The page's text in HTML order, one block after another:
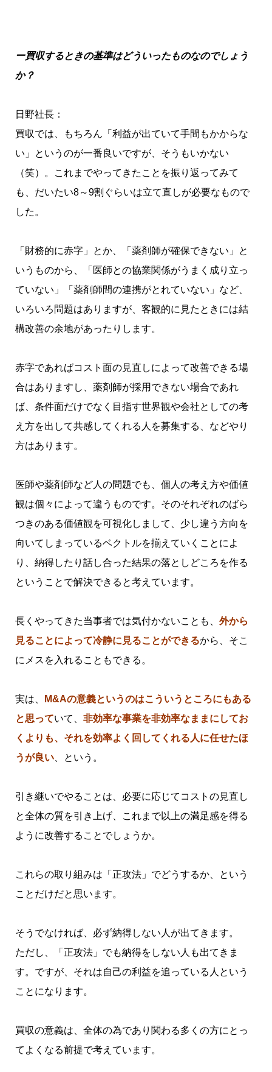
ー買収するときの基準はどういったものなのでしょう
か？
日野社長：
買収では、もちろん「利益が出ていて手間もかからな
い」というのが一番良いですが、そうもいかない
（笑）。これまでやってきたことを振り返ってみて
も、だいたい8～9割ぐらいは立て直しが必要なもので
した。
「財務的に赤字」とか、「薬剤師が確保できない」と
いうものから、「医師との協業関係がうまく成り立っ
ていない」「薬剤師間の連携がとれていない」など、
いろいろ問題はありますが、客観的に見たときには結
構改善の余地があったりします。
赤字であればコスト面の見直しによって改善できる場
合はありますし、薬剤師が採用できない場合であれ
ば、条件面だけでなく目指す世界観や会社としての考
え方を出して共感してくれる人を募集する、などやり
方はあります。
医師や薬剤師など人の問題でも、個人の考え方や価値
観は個々によって違うものです。そのそれぞれのばら
つきのある価値観を可視化しまして、少し違う方向を
向いてしまっているベクトルを揃えていくことによ
り、納得したり話し合った結果の落としどころを作る
ということで解決できると考えています。
長くやってきた当事者では気付かないことも、 外から
見ることによって冷静に見ることができるから、そこ
にメスを入れることもできる。
実は、
M&Aの意義というのはこういうところにもある
と思っていて、 非効率な事業を非効率なままにしてお
くよりも、それを効率よく回してくれる人に任せたほ
うが良い、という。
引き継いでやることは、必要に応じてコストの見直し
と全体の質を引き上げ、これまで以上の満足感を得る
ように改善することでしょうか。
これらの取り組みは「正攻法」でどうするか、という
ことだけだと思います。
そうでなければ、必ず納得しない人が出てきます。
ただし、「正攻法」でも納得をしない人も出てきま
す。ですが、それは自己の利益を追っている人という
ことになります。
買収の意義は、全体の為であり関わる多くの方にとっ
てよくなる前提で考えています。